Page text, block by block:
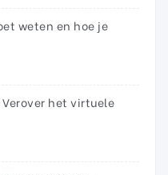
weten en hoe je
het virtuele